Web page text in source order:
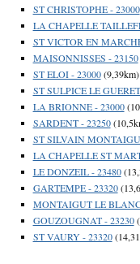
ST CHRISTOPHE - 23000
LA CHAPELLE
ST VICTOR EN
MAISONNISSES - 23150
ST ELOI - 23000(9,39km)
ST SULPICE LE
LA BRIONNE - 23000
SARDENT - 23250
ST SILVAIN
LA CHAPELLE ST
LE DONZEIL - 23480
GARTEMPE - 23320
MONTAIGUT LE
GOUZOUGNAT - 23230
ST VAURY - 23320